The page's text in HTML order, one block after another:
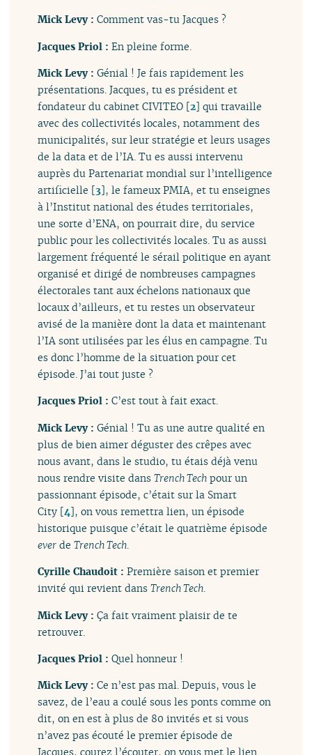
Mick Levy :Comment vas-tu Jacques ?
Jacques Priol :En pleine forme.
Mick Levy :Génial ! Je fais rapidement les
présentations. Jacques, tu es président et
fondateur du cabinet CIVITEO [2] qui travaille
avec des collectivités locales, notamment des
municipalités, sur leur stratégie et leurs usages
de la data et de l’IA. Tu es aussi intervenu
auprès du Partenariat mondial sur l’intelligence
artificielle [3], le fameux PMIA, et tu enseignes
à l’Institut national des études territoriales,
une sorte d’ENA, on pourrait dire, du service
public pour les collectivités locales. Tu as aussi
largement fréquenté le sérail politique en ayant
organisé et dirigé de nombreuses campagnes
électorales tant aux échelons nationaux que
locaux d’ailleurs, et tu restes un observateur
avisé de la manière dont la data et maintenant
l’IA sont utilisées par les élus en campagne. Tu
es donc l’homme de la situation pour cet
épisode. J’ai tout juste ?
Jacques Priol :C’est tout à fait exact.
Mick Levy :Génial ! Tu as une autre qualité en
plus de bien aimer déguster des crêpes avec
nous avant, dans le studio, tu étais déjà venu
nous rendre visite dansTrench Tech pour un
passionnant épisode, c’était sur la Smart
City [4], on vous remettra lien, un épisode
historique puisque c’était le quatrième épisode
ever deTrench Tech.
Cyrille Chaudoit :Première saison et premier
invité qui revient dansTrench Tech.
Mick Levy :Ça fait vraiment plaisir de te
retrouver.
Jacques Priol :Quel honneur !
Mick Levy :Ce n’est pas mal. Depuis, vous le
savez, de l’eau a coulé sous les ponts comme on
dit, on en est à plus de 80 invités et si vous
n’avez pas écouté le premier épisode de
Jacques, courez l’écouter, on vous met le lien